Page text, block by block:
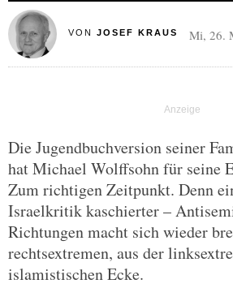
VON JOSEF KRAUS Mi, 26.
Die Jugendbuchversion seiner
hat Michael Wolffsohn für seine
Zum richtigen Zeitpunkt. Denn
Israelkritik kaschierter –
Richtungen macht sich wieder
rechtsextremen, aus der
islamistischen Ecke.